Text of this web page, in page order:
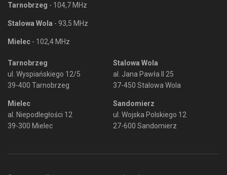
Tarnobrzeg - 104,7 MHz
Stalowa Wola - 93,5 MHz
Mielec - 102,4 MHz
Tarnobrzeg
ul. Wyspiańskiego 12/5
39-400 Tarnobrzeg
Mielec
al. Niepodległości 12
39-300 Mielec
Stalowa Wola
al. Jana Pawła II 25
37-450 Stalowa Wola
Sandomierz
ul. Wojska Polskiego 12
27-600 Sandomierz